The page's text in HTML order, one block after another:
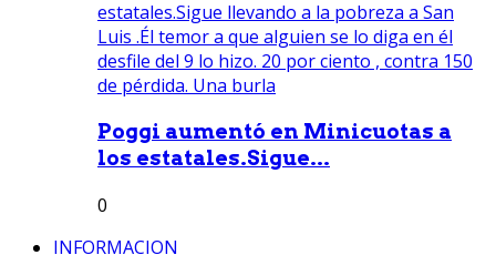
Poggi aumentó en Minicuotas a
los estatales.Sigue...
0
INFORMACION